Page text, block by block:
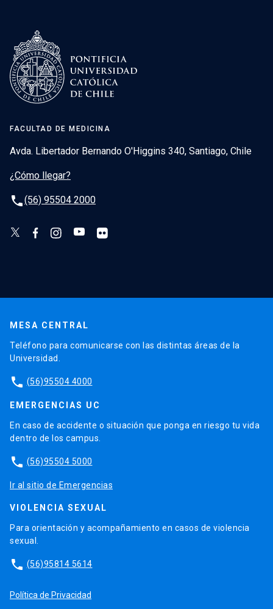
FACULTAD DE MEDICINA
Avda. Libertador Bernando O'Higgins 340, Santiago, Chile
¿Cómo llegar?
phone(56) 95504 2000
MESA CENTRAL
Teléfono para comunicarse con las distintas áreas de la
Universidad.
phone (56)95504 4000
EMERGENCIAS UC
En caso de accidente o situación que ponga en riesgo tu vida
dentro de los campus.
phone (56)95504 5000
Ir al sitio de Emergencias
VIOLENCIA SEXUAL
Para orientación y acompañamiento en casos de violencia
sexual.
phone (56)95814 5614
Política de Privacidad